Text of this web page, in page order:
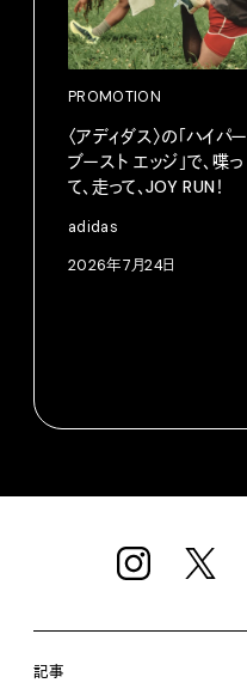
PROMOTION
〈アディダス〉の「ハイパー
ブースト エッジ」で、喋っ
て、走って、JOY RUN！
adidas
2026年7月24日
記事